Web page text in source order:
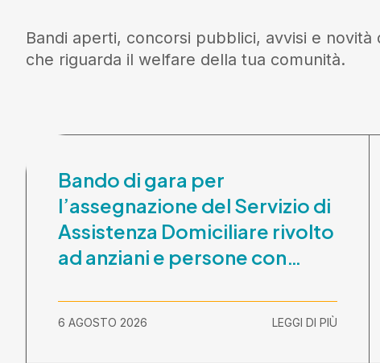
Bandi aperti, concorsi pubblici, avvisi e
che riguarda il welfare della tua comunità.
Bando di gara per
l’assegnazione del Servizio di
Assistenza Domiciliare rivolto
ad anziani e persone con
ottobre 2026-30 settembre
2029
6 AGOSTO 2026 LEGGI DI PIÙ